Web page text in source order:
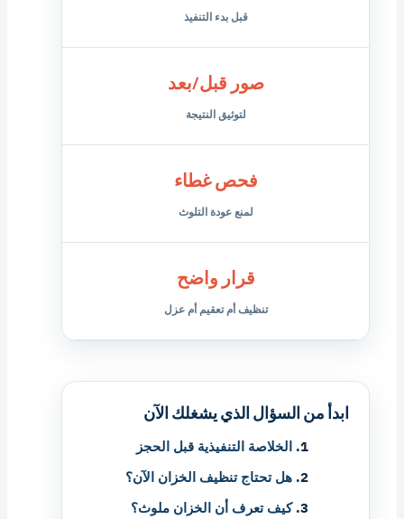
قبل بدء التنفيذ
صور قبل/بعد
لتوثيق النتيجة
فحص غطاء
لمنع عودة التلوث
قرار واضح
تنظيف أم تعقيم أم عزل
ابدأ من السؤال الذي يشغلك الآن
الخلاصة التنفيذية قبل الحجز
هل تحتاج تنظيف الخزان الآن؟
كيف تعرف أن الخزان ملوث؟